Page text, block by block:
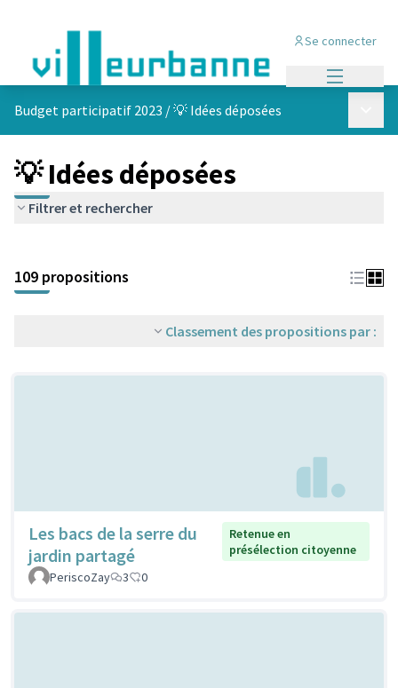
Se connecter
Budget participatif 2023 /💡 Idées déposées
💡 Idées déposées
Filtrer et rechercher
+
−
109 propositions
Classement des propositions par :
Les bacs de la serre du
jardin partagé
Retenue en
présélection citoyenne
PeriscoZay
3 0